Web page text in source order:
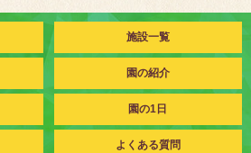
施設一覧
園の紹介
園の1日
よくある質問